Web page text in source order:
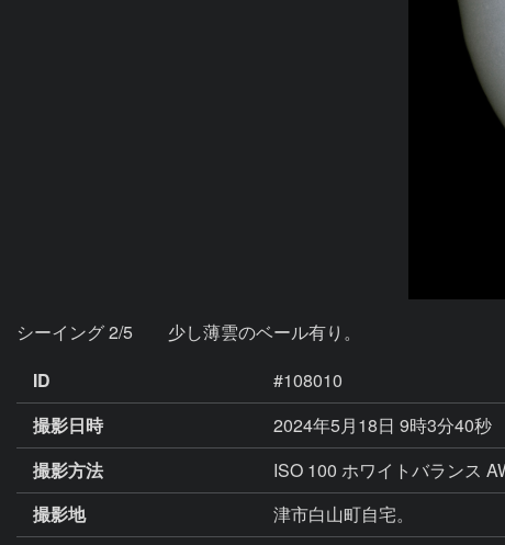
シーイング 2/5　　少し薄雲のベール有り。
ID
#108010
撮影日時
2024年5月18日 9時3分40秒
撮影方法
ISO 100 ホワイトバランス
撮影地
津市白山町自宅。